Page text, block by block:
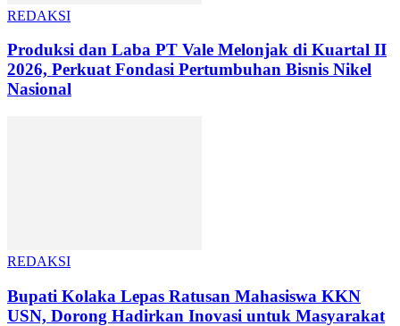
REDAKSI
Produksi dan Laba PT Vale Melonjak di Kuartal II
2026, Perkuat Fondasi Pertumbuhan Bisnis Nikel
Nasional
REDAKSI
Bupati Kolaka Lepas Ratusan Mahasiswa KKN
USN, Dorong Hadirkan Inovasi untuk Masyarakat